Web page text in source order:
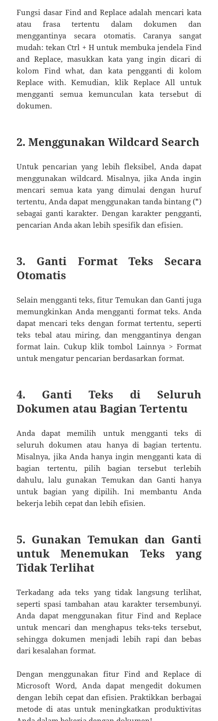
Fungsi dasar Find and Replace adalah mencari kata
atau frasa tertentu dalam dokumen dan
menggantinya secara otomatis. Caranya sangat
mudah: tekan Ctrl + H untuk membuka jendela Find
and Replace, masukkan kata yang ingin dicari di
kolom Find what, dan kata pengganti di kolom
Replace with. Kemudian, klik Replace All untuk
mengganti semua kemunculan kata tersebut di
dokumen.
2. Menggunakan Wildcard Search
Untuk pencarian yang lebih fleksibel, Anda dapat
menggunakan wildcard. Misalnya, jika Anda ingin
mencari semua kata yang dimulai dengan huruf
tertentu, Anda dapat menggunakan tanda bintang (*)
sebagai ganti karakter. Dengan karakter pengganti,
pencarian Anda akan lebih spesifik dan efisien.
3. Ganti Format Teks Secara
Otomatis
Selain mengganti teks, fitur Temukan dan Ganti juga
memungkinkan Anda mengganti format teks. Anda
dapat mencari teks dengan format tertentu, seperti
teks tebal atau miring, dan menggantinya dengan
format lain. Cukup klik tombol Lainnya > Format
untuk mengatur pencarian berdasarkan format.
4. Ganti Teks di Seluruh
Dokumen atau Bagian Tertentu
Anda dapat memilih untuk mengganti teks di
seluruh dokumen atau hanya di bagian tertentu.
Misalnya, jika Anda hanya ingin mengganti kata di
bagian tertentu, pilih bagian tersebut terlebih
dahulu, lalu gunakan Temukan dan Ganti hanya
untuk bagian yang dipilih. Ini membantu Anda
bekerja lebih cepat dan lebih efisien.
5. Gunakan Temukan dan Ganti
untuk Menemukan Teks yang
Tidak Terlihat
Terkadang ada teks yang tidak langsung terlihat,
seperti spasi tambahan atau karakter tersembunyi.
Anda dapat menggunakan fitur Find and Replace
untuk mencari dan menghapus teks-teks tersebut,
sehingga dokumen menjadi lebih rapi dan bebas
dari kesalahan format.
Dengan menggunakan fitur Find and Replace di
Microsoft Word, Anda dapat mengedit dokumen
dengan lebih cepat dan efisien. Praktikkan berbagai
metode di atas untuk meningkatkan produktivitas